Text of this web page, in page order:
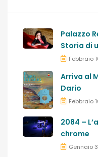
Palazzo
Storia di
Febbraio
Arriva al
Dario
Febbraio
2084 –
chrome
Gennaio